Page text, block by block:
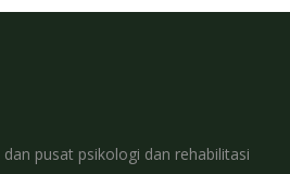
pusat psikologi dan rehabilitasi